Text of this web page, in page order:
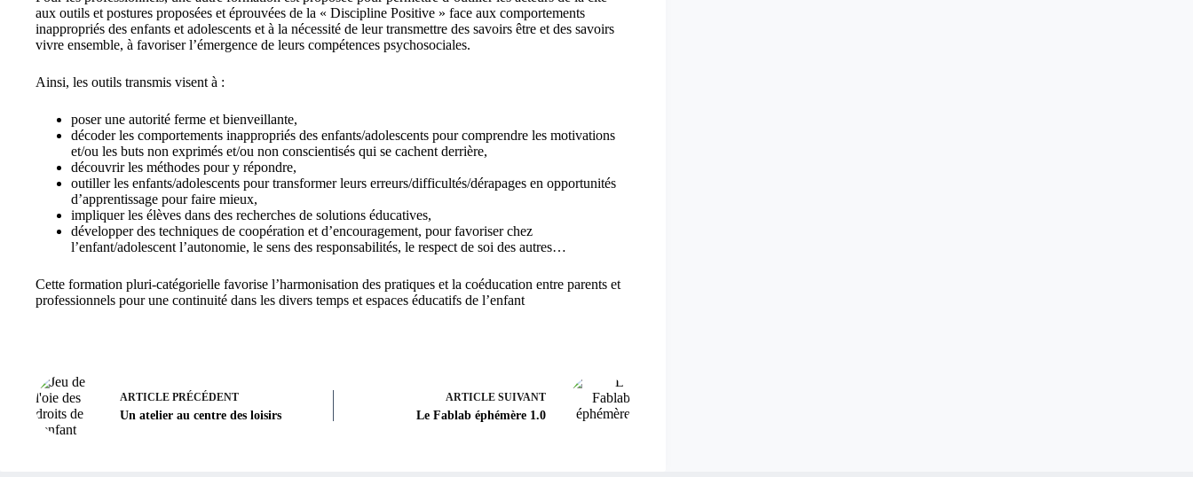
aux outils et postures proposées et éprouvées de la « Discipline Positive » face aux comportements
inappropriés des enfants et adolescents et à la nécessité de leur transmettre des savoirs être et des savoirs
vivre ensemble, à favoriser l’émergence de leurs compétences psychosociales.
Ainsi, les outils transmis visent à :
poser une autorité ferme et bienveillante,
décoder les comportements inappropriés des enfants/adolescents pour comprendre les motivations
et/ou les buts non exprimés et/ou non conscientisés qui se cachent derrière,
découvrir les méthodes pour y répondre,
outiller les enfants/adolescents pour transformer leurs erreurs/difficultés/dérapages en opportunités
d’apprentissage pour faire mieux,
impliquer les élèves dans des recherches de solutions éducatives,
développer des techniques de coopération et d’encouragement, pour favoriser chez
l’enfant/adolescent l’autonomie, le sens des responsabilités, le respect de soi des autres…
Cette formation pluri-catégorielle favorise l’harmonisation des pratiques et la coéducation entre parents et
professionnels pour une continuité dans les divers temps et espaces éducatifs de l’enfant
ARTICLE PRÉCÉDENT
Un atelier au centre des loisirs
ARTICLE SUIVANT
Le Fablab éphémère 1.0